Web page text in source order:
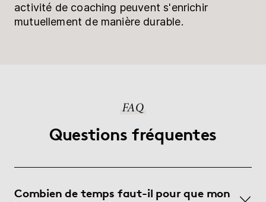
activité de coaching peuvent s'enrichir
mutuellement de manière durable.
FAQ
Questions fréquentes
Combien de temps faut-il pour que mon